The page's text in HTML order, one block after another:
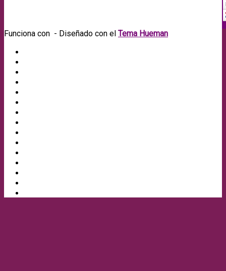
Funciona con - Diseñado con el Tema Hueman